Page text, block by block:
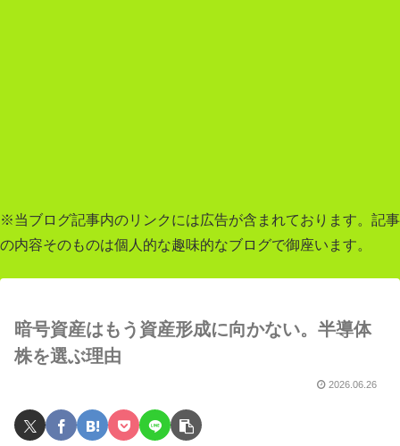
※当ブログ記事内のリンクには広告が含まれております。記事
の内容そのものは個人的な趣味的なブログで御座います。
暗号資産はもう資産形成に向かない。半導体
株を選ぶ理由
2026.06.26